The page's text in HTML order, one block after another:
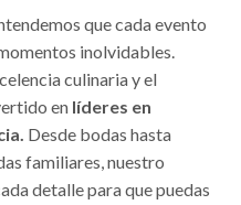
que cada evento
inolvidables.
culinaria y el
en líderes en
Desde bodas hasta
familiares, nuestro
detalle para que puedas